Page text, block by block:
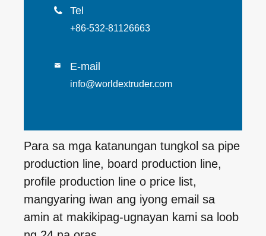
 Tel
+86-532-81126663
 E-mail
info@worldextruder.com
Para sa mga katanungan tungkol sa pipe
production line, board production line,
profile production line o price list,
mangyaring iwan ang iyong email sa
amin at makikipag-ugnayan kami sa loob